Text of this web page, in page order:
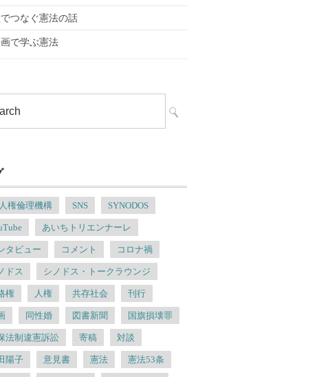
つなぐ憲法の話
で学ぶ憲法
権倫理機構 SNS SYNODOS
あいちトリエンナーレ
タビュー コメント コロナ禍
ドス シノドス・トークラウンジ
権 人権 共存社会 刊行
同性婚 図書新聞 国旗損壊罪
法制違憲訴訟 寄稿 対談
陽子 意見書 憲法 憲法53条